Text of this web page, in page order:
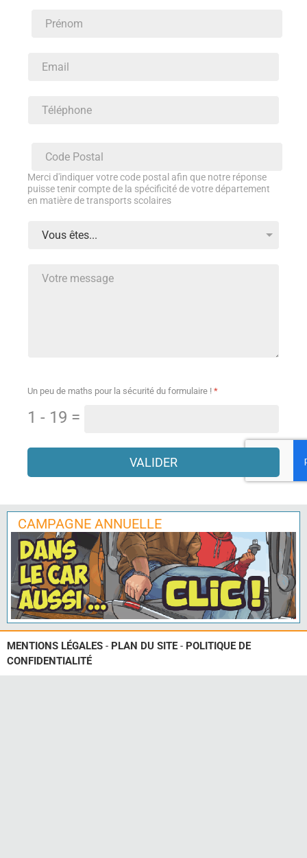
Merci d'indiquer votre code postal afin que notre réponse
puisse tenir compte de la spécificité de votre département
en matière de transports scolaires
Un peu de maths pour la sécurité du formulaire ! *
1 - 19 =
VALIDER
CAMPAGNE ANNUELLE
MENTIONS LÉGALES - PLAN DU SITE - POLITIQUE DE
CONFIDENTIALITÉ